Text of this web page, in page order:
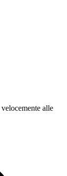
alle